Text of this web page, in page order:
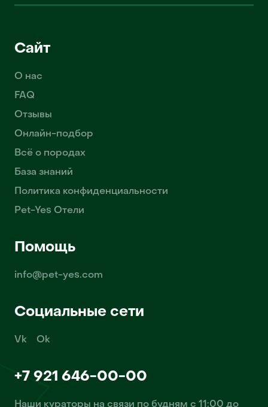
Сайт
О нас
FAQ
Отзывы
Онлайн-подбор
Всё о породах
База знаний
Политика конфиденциальности
Pet-Yes Отели
Помощь
info@pet-yes.com
Социальные сети
Vk Ok
+7 921 646-00-00
Наши кураторы на связи по будням с 11:00 до